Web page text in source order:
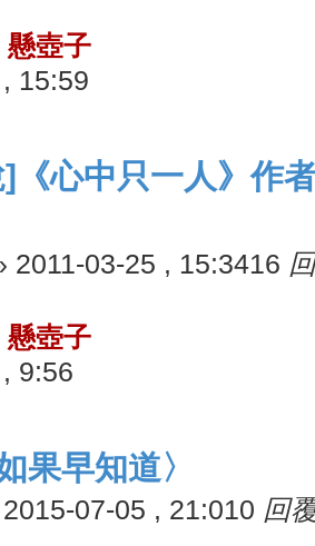
懸壺子
15:59
《心中只一人》作
2011-03-25 , 15:3416
懸壺子
9:56
果早知道〉
2015-07-05 , 21:01 0 回